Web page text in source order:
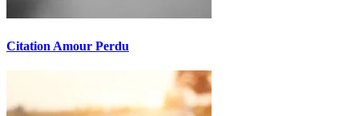
Citation Amour Perdu